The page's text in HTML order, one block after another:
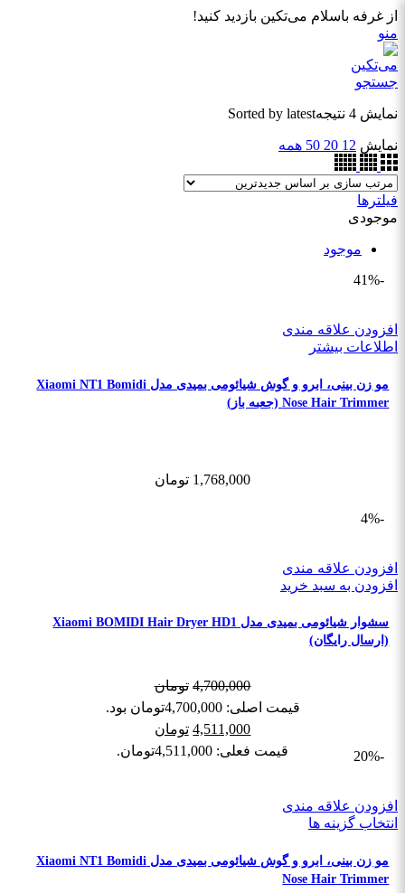
از غرفه باسلام می‌تکین بازدید کنید!
منو
جستجو
نمایش 4 نتیجه Sorted by latest
نمایش 12
20
50 همه
فیلترها
موجودی
موجود
-41%
افزودن علاقه مندی
اطلاعات بیشتر
مو زن بینی، ابرو و گوش شیائومی بمیدی مدل Xiaomi NT1 Bomidi
Nose Hair Trimmer (جعبه باز)
1,768,000 تومان
-4%
افزودن علاقه مندی
افزودن به سبد خرید
سشوار شیائومی بمیدی مدل Xiaomi BOMIDI Hair Dryer HD1
(ارسال رایگان)
4,700,000 تومان
قیمت اصلی: 4,700,000تومان بود.
4,511,000 تومان
قیمت فعلی: 4,511,000تومان.
-20%
افزودن علاقه مندی
انتخاب گزینه ها
مو زن بینی، ابرو و گوش شیائومی بمیدی مدل Xiaomi NT1 Bomidi
Nose Hair Trimmer